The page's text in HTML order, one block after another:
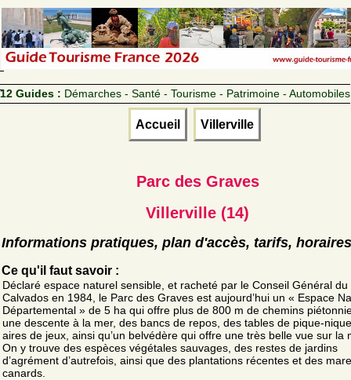
12 Guides : Démarches - Santé - Tourisme - Patrimoine - Automobiles
Accueil Villerville
Parc des Graves
Villerville (14)
Informations pratiques, plan d'accès, tarifs, horaires
Ce qu'il faut savoir :
Déclaré espace naturel sensible, et racheté par le Conseil Général du
Calvados en 1984, le Parc des Graves est aujourd’hui un « Espace
Départemental » de 5 ha qui offre plus de 800 m de chemins
une descente à la mer, des bancs de repos, des tables de pique-
aires de jeux, ainsi qu’un belvédère qui offre une très belle vue sur la
On y trouve des espèces végétales sauvages, des restes de jardins
d’agrément d’autrefois, ainsi que des plantations récentes et des
canards.